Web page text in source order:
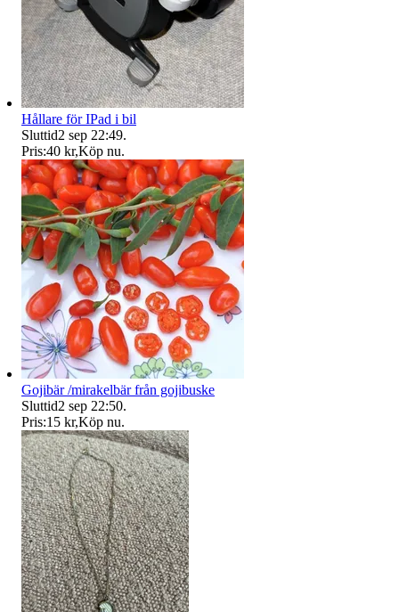
Hållare för IPad i bil
Sluttid2 sep 22:49.
Pris:40 kr,Köp nu.
Gojibär /mirakelbär från gojibuske
Sluttid2 sep 22:50.
Pris:15 kr,Köp nu.